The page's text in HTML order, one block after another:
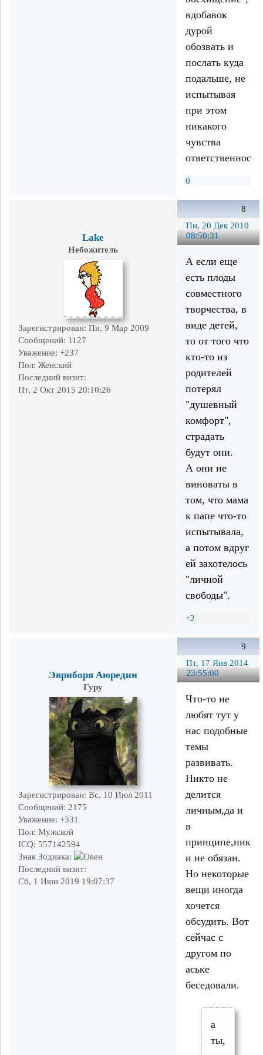
вдобавок
дурой
обозвать и
послать куда
подальше, не
испытывая
при этом
никакого
чувства
0
8
Пн, 20 Дек 2010
08:50:31
Lake
Небожитель
Зарегистрирован: Пн, 9 Мар 2009
Сообщений: 1127
Уважение: +237
Пол: Женский
Последний визит:
Пт, 2 Окт 2015 20:10:26
А если еще
есть плоды
совместного
творчества, в
виде детей,
то от того что
кто-то из
родителей
потерял
"душевный
комфорт",
страдать
будут они.
А они не
виноваты в
том, что мама
к папе что-то
испытывала,
а потом вдруг
ей захотелось
"личной
свободы".
+2
9
Пт, 17 Янв 2014
23:55:00
Эвриборя Аюредин
Гуру
Зарегистрирован: Вс, 10 Июл 2011
Сообщений: 2175
Уважение: +331
Пол: Мужской
ICQ: 557142594
Знак Зодиака:
Последний визит:
Сб, 1 Июн 2019 19:07:37
Что-то не
любят тут у
нас подобные
темы
развивать.
Никто не
делится
личным,да и
в
принципе,никто
и не обязан.
Но некоторые
вещи иногда
хочется
обсудить. Вот
сейчас с
другом по
аське
беседовали.
а
ты,пиндос,